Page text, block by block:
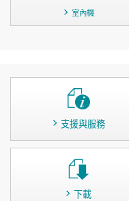
室內機
支援與服務
下載